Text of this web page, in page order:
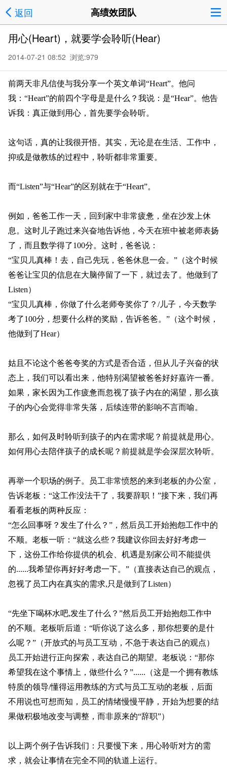
返回 高绩效团队
用心(Heart)，就要学会聆听(Hear)
2014-07-21 08:52 浏览:979
前两天非凡信使与我分享一个英文单词“Heart”。他问
我：“Heart”的前四个字母是是什么？我说：是“Hear”。他告
诉我：真正做到用心，首先要学会聆听。
这句话，真的让我很开悟。其实，无论是在生活、工作中，
抑或是做教练的过程中，聆听都非常重要。
而“Listen”与“Hear”的区别就在于“Heart”。
例如，爸爸工作一天，回到家中非常疲惫，坐在沙发上休
息。这时儿子跑过来兴奋地告诉他，今天在班中被老师表扬
了，而且数学得了100分。这时，爸爸说：
“宝贝儿真棒！去，自己先玩，爸爸休息一会。”（这个时候
爸爸让宝贝的信息在大脑停留了一下，就过去了。他做到了
Listen）
“宝贝儿真棒，你做了什么老师夸奖你了？/儿子，今天数学
考了100分，想要什么样的奖励，告诉爸爸。”（这个时候，
他做到了Hear）
姑且不论这个爸爸夸奖的方式是否合适，但从儿子兴奋的状
态上，我们可以看出来，他特别渴望被爸爸好好嘉许一番。
如果，家长因为工作疲惫而忽视了孩子内在的渴望，那么孩
子的内心会觉得非常失落，后续连带的影响不言而喻。
那么，如何及时聆听到孩子的内在需求呢？前提就是用心。
如何用心去陪伴孩子的成长呢？前提就是学会深层次聆听。
再举一个职场的例子。员工非常愤怒的来到老板的办公室，
告诉老板：“这工作没法干了，我要辞职！”接下来，我们再
看看老板的两种反应：
“怎么回事呀？发生了什么？”，然后员工开始抱怨工作中的
不顺。老板一听：“就这么些？我建议你回去好好考虑一
下，这份工作给你提供的机会、机遇是别家公司不能提供
的......我希望你再好好考虑一下。”（直接表达自己的观点，
忽视了员工内在真实的需求,只是做到了Listen）
“先坐下喝杯水吧,发生了什么？”然后员工开始抱怨工作中
的不顺。老板听后道：“听你说了这么多，那你想要的是什
么呢？”（开放式的与员工互动，不急于表达自己的观点）
员工开始进行正向探索，表达自己的期望。老板说：“那你
希望我在这个事情上，做些什么？”......（这是一个拥有教练
特质的领导/懂得运用教练的方式与员工互动的老板，后面
不用说也可想而知，员工的情绪慢慢平静，开始为想要的结
果做积极地改变与调整，而非原来的“辞职”）
以上两个例子告诉我们：只要慢下来，用心聆听对方的需
求，就会让事情在完全不同的轨道上运行。